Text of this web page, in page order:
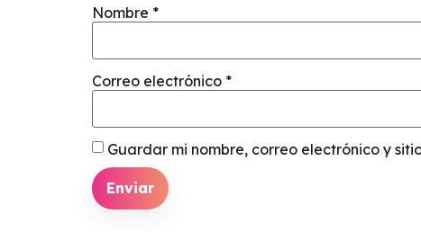
Nombre *
Correo electrónico *
Guardar mi nombre, correo electrónico y